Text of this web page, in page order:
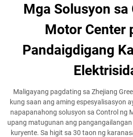
Mga Solusyon sa
Motor Center
Pandaigdigang
Maligayang pagdating sa Zhejiang
kung saan ang aming espesyalisasyon
napapanahong solusyon sa Control ng
upang matugunan ang
kuryente. Sa higit sa 30 taon ng